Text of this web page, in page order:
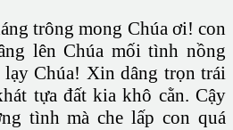
trông mong Chúa ơi! con
lên Chúa mối tình nồng
Chúa! Xin dâng trọn trái
tựa đất kia khô cằn. Cậy
tình mà che lấp con quá